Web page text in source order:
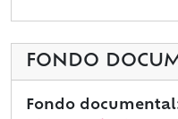
FONDO
Fondo